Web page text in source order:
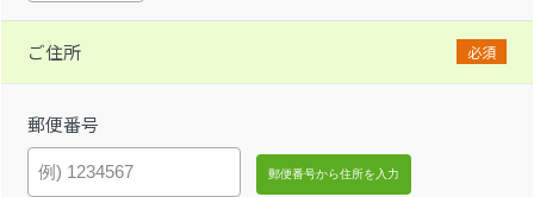
ご住所 必須
郵便番号